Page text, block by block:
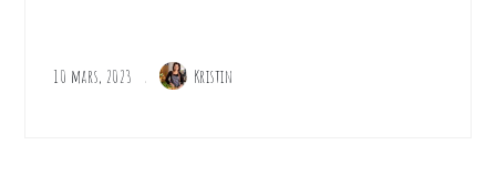
10 mars, 2023 Kristin